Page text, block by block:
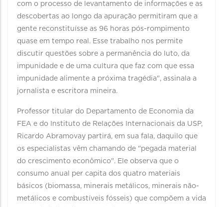
com o processo de levantamento de informações e as
descobertas ao longo da apuração permitiram que a
gente reconstituísse as 96 horas pós-rompimento
quase em tempo real. Esse trabalho nos permite
discutir questões sobre a permanência do luto, da
impunidade e de uma cultura que faz com que essa
impunidade alimente a próxima tragédia", assinala a
jornalista e escritora mineira.
Professor titular do Departamento de Economia da
FEA e do Instituto de Relações Internacionais da USP,
Ricardo Abramovay partirá, em sua fala, daquilo que
os especialistas vêm chamando de "pegada material
do crescimento econômico". Ele observa que o
consumo anual per capita dos quatro materiais
básicos (biomassa, minerais metálicos, minerais não-
metálicos e combustíveis fósseis) que compõem a vida